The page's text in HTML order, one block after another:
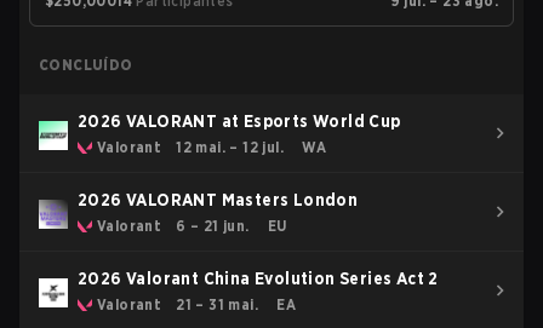
CONCLUÍDO
2026 VALORANT at Esports World Cup
Valorant 12 mai. – 12 jul. WA
2026 VALORANT Masters London
Valorant 6 – 21 jun. EU
2026 Valorant China Evolution Series Act 2
Valorant 21 – 31 mai. EA